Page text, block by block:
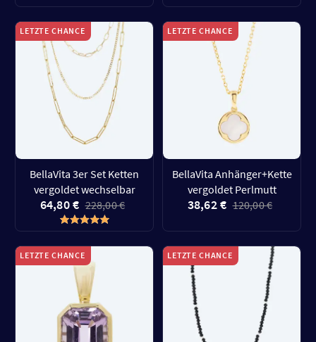
LETZTE CHANCE
BellaVita 3er Set Ketten
vergoldet wechselbar
64,80 € 228,00 €
LETZTE CHANCE
BellaVita Anhänger+Kette
vergoldet Perlmutt
38,62 € 120,00 €
LETZTE CHANCE LETZTE CHANCE